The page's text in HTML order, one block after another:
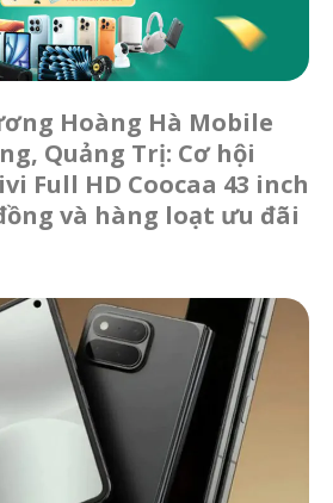
Hoàng Hà Mobile
Quảng Trị: Cơ hội
Full HD Coocaa 43 inch
và hàng loạt ưu đãi